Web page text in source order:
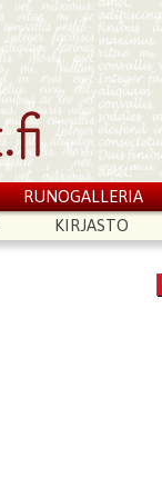
RUNOGALLERIA
KIRJASTO